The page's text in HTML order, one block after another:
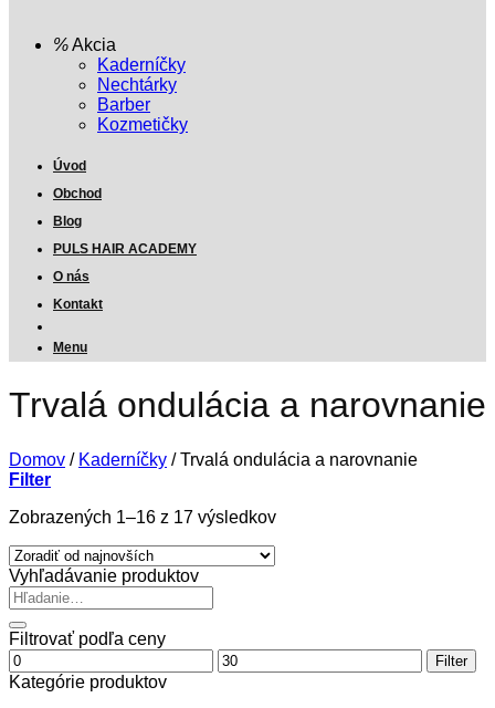
Akcia
Kaderníčky
Nechtárky
Barber
Kozmetičky
Úvod
Obchod
Blog
PULS HAIR ACADEMY
O nás
Kontakt
Menu
Trvalá ondulácia a narovnanie
Domov / Kaderníčky /Trvalá ondulácia a narovnanie
Filter
Zobrazených 1–16 z 17 výsledkovZoradené
Vyhľadávanie produktov
Hľadať:
Filtrovať podľa ceny
Minimálna
cena
Maximálna
cena
Filter
Kategórie produktov